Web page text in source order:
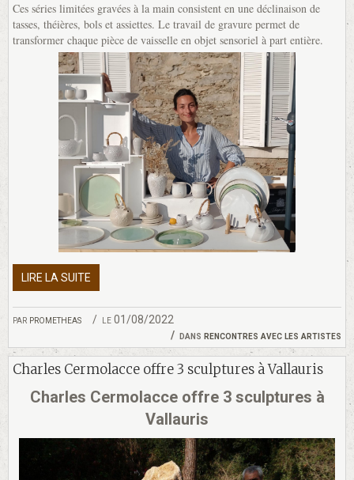
par prometheas
le 01/08/2022
dans rencontres avec les artistes
Ces séries limitées gravées à la main consistent en une déclinaison de
tasses, théières, bols et assiettes. Le travail de gravure permet de
transformer chaque pièce de vaisselle en objet sensoriel à part entière.
LIRE LA SUITE
Charles Cermolacce offre 3 sculptures à Vallauris
Charles Cermolacce offre 3 sculptures à
Vallauris